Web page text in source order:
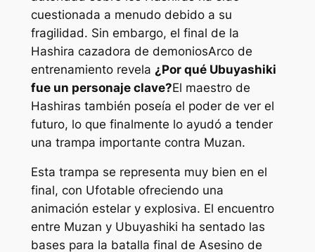
cuestionada a menudo debido a su
fragilidad. Sin embargo, el final de la
Hashira cazadora de demoniosArco de
entrenamientorevela ¿Por qué Ubuyashiki
fue un personaje clave?El maestro de
Hashiras también poseía el poder de ver el
futuro, lo que finalmente lo ayudó a tender
una trampa importante contra Muzan.
Esta trampa se representa muy bien en el
final, con Ufotable ofreciendo una
animación estelar y explosiva. El encuentro
entre Muzan y Ubuyashiki ha sentado las
bases para la batalla final de Asesino de